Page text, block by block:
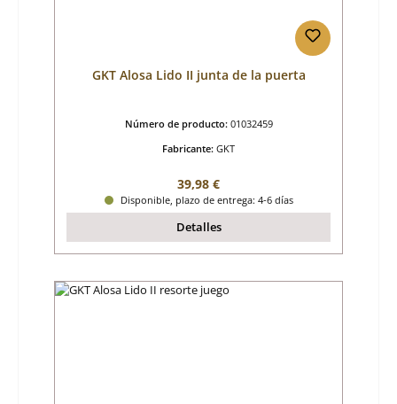
GKT Alosa Lido II junta de la puerta
Número de producto: 01032459
Fabricante: GKT
Precio normal:
39,98 €
Disponible, plazo de entrega: 4-6 días
Detalles